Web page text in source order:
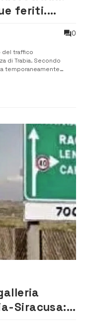
feriti.
0
del traffico
di Trabia. Secondo
temporaneamente
fase di acc...
Siracusa: